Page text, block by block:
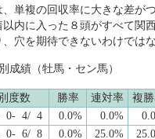
、単複の回収率に大きな差が
内に入った８頭がすべて関
穴を期待できないわけではな
績（牡馬・セン馬）
度数 勝率 連対率 複
0- 4/ 4 0.0% 0.0%
0- 6/ 8 0.0% 25.0%